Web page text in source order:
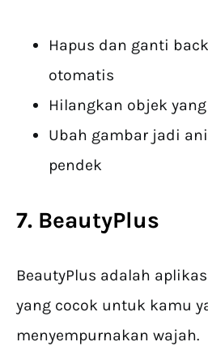
Hapus dan ganti
otomatis
Hilangkan objek
Ubah gambar jadi
pendek
7. BeautyPlus
BeautyPlus adalah
yang cocok untuk kamu
menyempurnakan wajah.